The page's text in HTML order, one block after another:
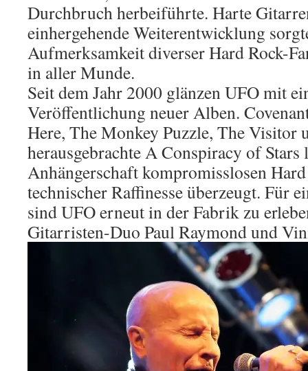
Durchbruch herbeiführte. Harte
einhergehende Weiterentwicklung
Aufmerksamkeit diverser Hard Rock-
in aller Munde.
Seit dem Jahr 2000 glänzen UFO mit
Veröffentlichung neuer Alben.
Here, The Monkey Puzzle, The Visitor
herausgebrachte A Conspiracy of
Anhängerschaft kompromisslosen
technischer Raffinesse überzeugt. Für
sind UFO erneut in der Fabrik zu
Gitarristen-Duo Paul Raymond und